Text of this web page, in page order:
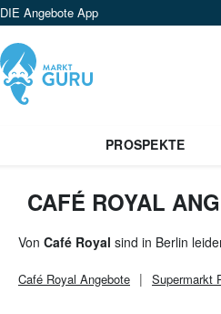
DIE Angebote App
PROSPEKTE
CAFÉ ROYAL
Von Café Royal sind in Berlin
Café Royal Angebote Supermarkt